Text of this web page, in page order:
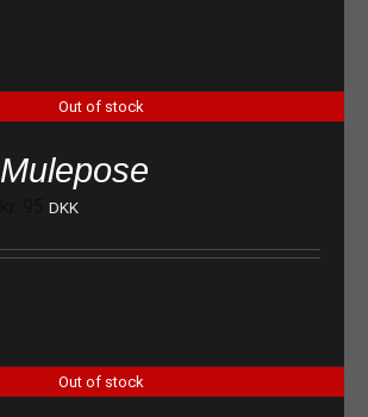
Out of stock
Mulepose
DKK
Out of stock